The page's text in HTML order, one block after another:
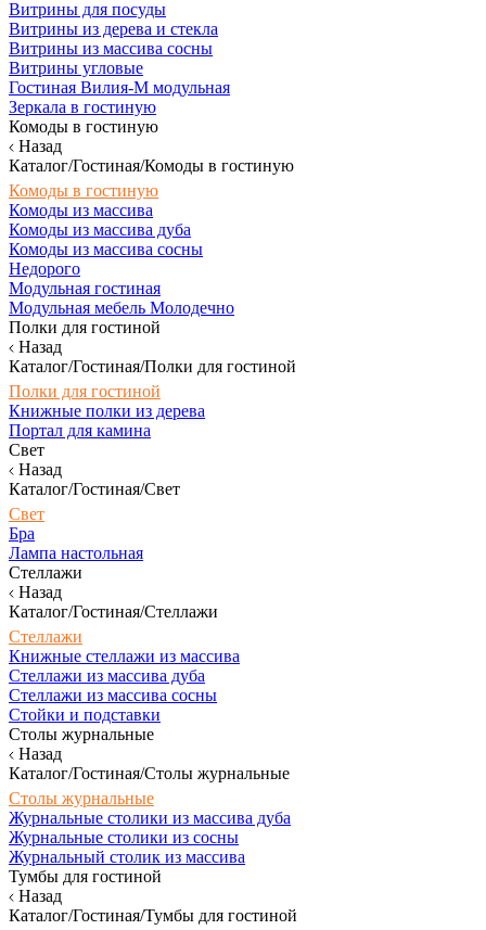
Витрины для посуды
Витрины из дерева и стекла
Витрины из массива сосны
Витрины угловые
Гостиная Вилия-М модульная
Зеркала в гостиную
Комоды в гостиную
Назад
Каталог/Гостиная/Комоды в гостиную
Комоды в гостиную
Комоды из массива
Комоды из массива дуба
Комоды из массива сосны
Недорого
Модульная гостиная
Модульная мебель Молодечно
Полки для гостиной
Назад
Каталог/Гостиная/Полки для гостиной
Полки для гостиной
Книжные полки из дерева
Портал для камина
Свет
Назад
Каталог/Гостиная/Свет
Свет
Бра
Лампа настольная
Стеллажи
Назад
Каталог/Гостиная/Стеллажи
Стеллажи
Книжные стеллажи из массива
Стеллажи из массива дуба
Стеллажи из массива сосны
Стойки и подставки
Столы журнальные
Назад
Каталог/Гостиная/Столы журнальные
Столы журнальные
Журнальные столики из массива дуба
Журнальные столики из сосны
Журнальный столик из массива
Тумбы для гостиной
Назад
Каталог/Гостиная/Тумбы для гостиной